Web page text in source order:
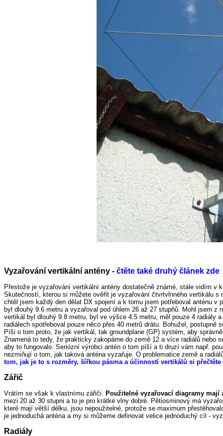
Vyzařování vertikální antény - čtěte také druhý článek zde
Přestože je vyzařování vertikální antény dostatečně známé, stále vidím
Skutečností, kterou si můžete ověřit je vyzařování čtvrtvlnného vertikálu
chtěl jsem každý den dělat DX spojení a k tomu jsem potřeboval anténu
byl dlouhý 9.6 metru a vyzařoval pod úhlem 26 až 27 stupňů. Mohl jsem
vertikál byl dlouhý 9.8 metru, byl ve výšce 4.5 metru, měl pouze 4 radiály
radiálech spotřeboval pouze něco přes 40 metrů drátu. Bohužel,
Píši o tom proto, že jak vertikál, tak groundplane (GP) systém, aby
Znamená to tedy, že prakticky zakopáme do země 12 a více radiálů
aby to fungovalo. Seriózní výrobci antén o tom píší a ti druzí vám např.
nezmiňují o tom, jak taková anténa vyzařuje. O problematice země a
tom, jak je to s rozměry, šířkou pásma a účinností vertikálů si přečtěte
Zářič
Vrátím se však k vlastnímu zářiči. Použitelné vyzařovací diagramy
mezi 20 až 30 stupni a to je pro krátké vlny dobré. Pětiosminový má
které mají větší délku, jsou nepoužitelné, protože se maximum
je jednoduchá anténa a my si můžeme definovat velice jednoduchý cíl -
Radiály